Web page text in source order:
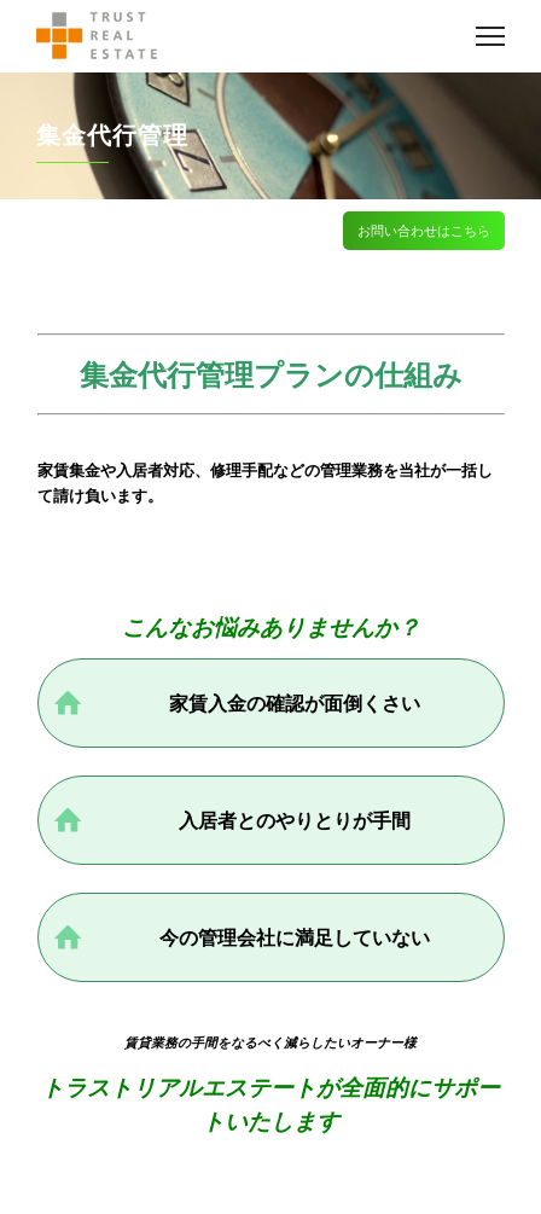
集金代行管理
お問い合わせはこちら
集金代行管理プランの仕組み
家賃集金や入居者対応、修理手配などの管理業務を当社が一括し
て請け負います。
こんなお悩みありませんか？
家賃入金の確認が面倒くさい
入居者とのやりとりが手間
今の管理会社に満足していない
賃貸業務の手間をなるべく減らしたいオーナー様
トラストリアルエステートが全面的にサポー
トいたします